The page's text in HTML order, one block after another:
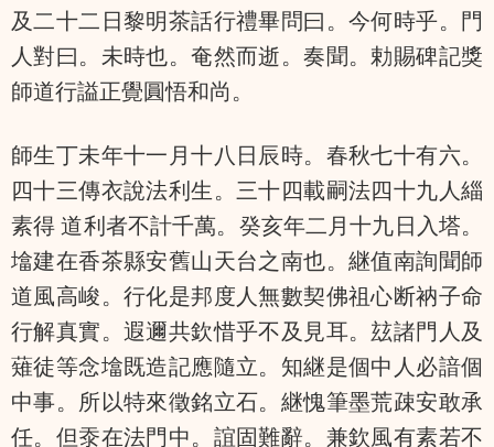
及二十二日黎明茶話行禮畢問曰。今何時乎。門
人對曰。未時也。奄然而逝。奏聞。勅賜碑記獎
師道行謚正覺圓悟和尚。
師生丁未年十一月十八日辰時。春秋七十有六。
四十三傳衣說法利生。三十四載嗣法四十九人緇
素得 道利者不計千萬。癸亥年二月十九日入塔。
墖建在香茶縣安舊山天台之南也。継值南詢聞師
道風高峻。行化是邦度人無數契佛祖心断衲子命
行解真實。遐邇共欽惜乎不及見耳。玆諸門人及
薙徒等念墖既造記應隨立。知継是個中人必諳個
中事。所以特來徵銘立石。継愧筆墨荒疎安敢承
任。但沗在法門中。誼固難辭。兼欽風有素若不